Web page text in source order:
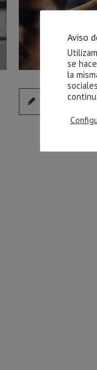
Ayuda
julio 27, 2026
Aviso
se
la